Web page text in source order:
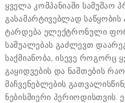
ყველა კომპანიაში სამუშაო
გასამარტივებლად
ტარდება ელექტრონული
საშუალებას გაძლევთ
საქმიანობა, ისევე როგორც
გაყიდვების და ნაშთების
მაჩვენებლების
ნებისმიერი